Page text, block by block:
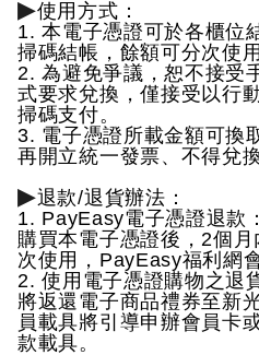
▶使用方式：
1. 本電子憑證可於各櫃位
掃碼結帳，餘額可分次使
2. 為避免爭議，恕不接受
式要求兌換，僅接受以行
掃碼支付。
3. 電子憑證所載金額可換
再開立統一發票、不得兌換
▶退款/退貨辦法：
1. PayEasy電子憑證退款
購買本電子憑證後，2個
次使用，PayEasy福利網
2. 使用電子憑證購物之退
將返還電子商品禮券至新
員載具將引導申辦會員卡
款載具。